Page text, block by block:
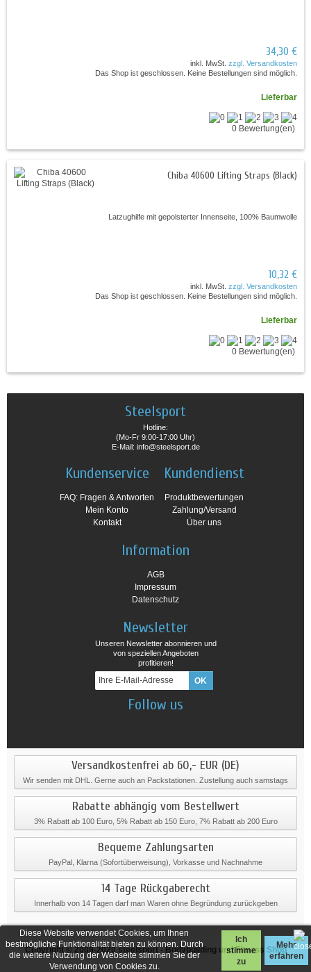
Diese Website verwendet Cookies, um Ihnen
bestmögliche Funktionalität bieten zu können. Durch
die weitere Nutzung der Webseite stimmen Sie der
Verwendung von Cookies zu.
Ich
stimme
zu
Mehr
erfahren
34,30 €
inkl. MwSt. zzgl. Versandkosten
Das Shop ist geschlossen. Keine Bestellungen sind möglich.
Lieferbar
0 Bewertung(en)
Chiba 40600 Lifting Straps (Black)
Latzughilfe mit gepolsterter Innenseite, 100% Baumwolle
10,32 €
inkl. MwSt. zzgl. Versandkosten
Das Shop ist geschlossen. Keine Bestellungen sind möglich.
Lieferbar
0 Bewertung(en)
Steelsport
Hotline:
(Mo-Fr 9:00-17:00 Uhr)
E-Mail: info@steelsport.de
Kundenservice
FAQ: Fragen & Antworten
Mein Konto
Kontakt
Kundendienst
Produktbewertungen
Zahlung/Versand
Über uns
Information
AGB
Impressum
Datenschutz
Newsletter
Unseren Newsletter abonnieren und
von speziellen Angeboten
profitieren!
Follow us
Versandkostenfrei ab 60,- EUR (DE)
Wir senden mit DHL. Gerne auch an Packstationen. Zustellung auch samstags
Rabatte abhängig vom Bestellwert
3% Rabatt ab 100 Euro, 5% Rabatt ab 150 Euro, 7% Rabatt ab 200 Euro
Bequeme Zahlungsarten
PayPal, Klarna (Sofortüberweisung), Vorkasse und Nachnahme
14 Tage Rückgaberecht
Innerhalb von 14 Tagen darf man Waren ohne Begründung zurückgeben
Copyright © 2009-2020steelsport- Bodybuilding und Fitness Shop